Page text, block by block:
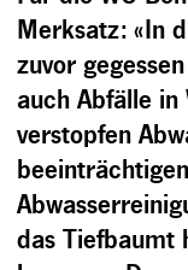
Merksatz: «In
zuvor
auch Abfälle
verstopfen
das Tiefbaumt